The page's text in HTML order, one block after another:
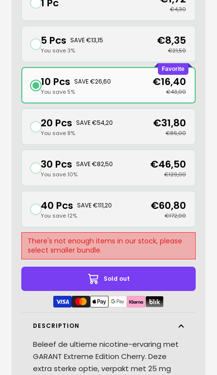
€4,30
5 Pcs SAVE €13,15
You save 3%
€8,35
€21,50
Favorite
10 Pcs SAVE €26,60
You save 5%
€16,40
€43,00
20 Pcs SAVE €54,20
You save 8%
€31,80
€86,00
30 Pcs SAVE €82,50
You save 10%
€46,50
€129,00
40 Pcs SAVE €111,20
You save 12%
€60,80
€172,00
There's not enough items in our stock, please
select smaller bundle.
Sold out
DESCRIPTION
Beleef de ultieme nicotine-ervaring met
GARANT Extreme Edition Cherry. Deze
extra sterke optie, verpakt met 25 mg